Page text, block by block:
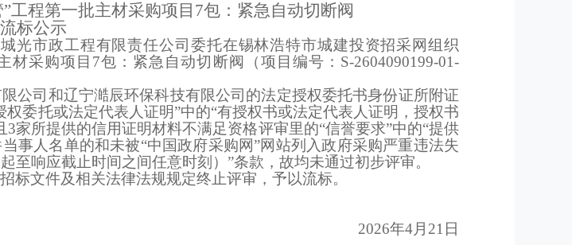
”工程第一批主材采购项目 7包：紧急自动切断阀
流标公示
光市政工程有限责任公司委托在锡林浩特市城建投资招采网组织
采购项目7包：紧急自动切断阀（项目编号：S-2604090199-01-
公司和辽宁澔辰环保科技有限公司的法定授权委托书身份证所附证
权委托或法定代表人证明”中的“有授权书或法定代表人证明，授权书
家所提供的信用证明材料不满足资格评审里的“信誉要求”中的“提供
事人名单的和未被“中国政府采购网”网站列入政府采购严重违法失
响应截止时间之间任意时刻）”条款，故均未通过初步评审。
文件及相关法律法规规定终止评审，予以流标。
2026年4月21日